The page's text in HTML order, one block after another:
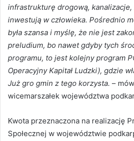
infrastrukturę drogową, kanalizacje,
inwestują w człowieka. Pośrednio
była szansa i myślę, że nie jest
preludium, bo nawet gdyby tych
programu, to jest kolejny program
Operacyjny Kapitał Ludzki), gdzie
Już gro gmin z tego korzysta. –
wicemarszałek województwa
Kwota przeznaczona na realizację
Społecznej w województwie